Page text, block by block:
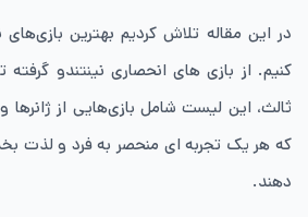
در این مقاله تلاش کردیم بهترین
کنیم. از بازی های انحصاری نینتندو
ثالث، این لیست شامل بازی‌هایی از
که هر یک تجربه ای منحصر به فرد و لذت بخش
دهند.